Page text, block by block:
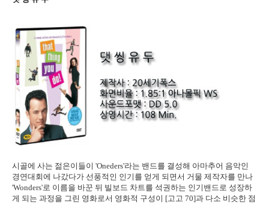
시골에 사는 젊은이들이 'Oneders'라는 밴드를 결성해 아마추어 음악인
경연대회에 나갔다가 선풍적인 인기를 얻게 되면서 거물 제작자를 만나
'Wonders'로 이름을 바꾼 뒤 빌보드 차트를 석권하는 인기밴드로 성장하
게 되는 과정을 그린 영화로서 영화적 구성이 [고고 70]과 다소 비슷한 점